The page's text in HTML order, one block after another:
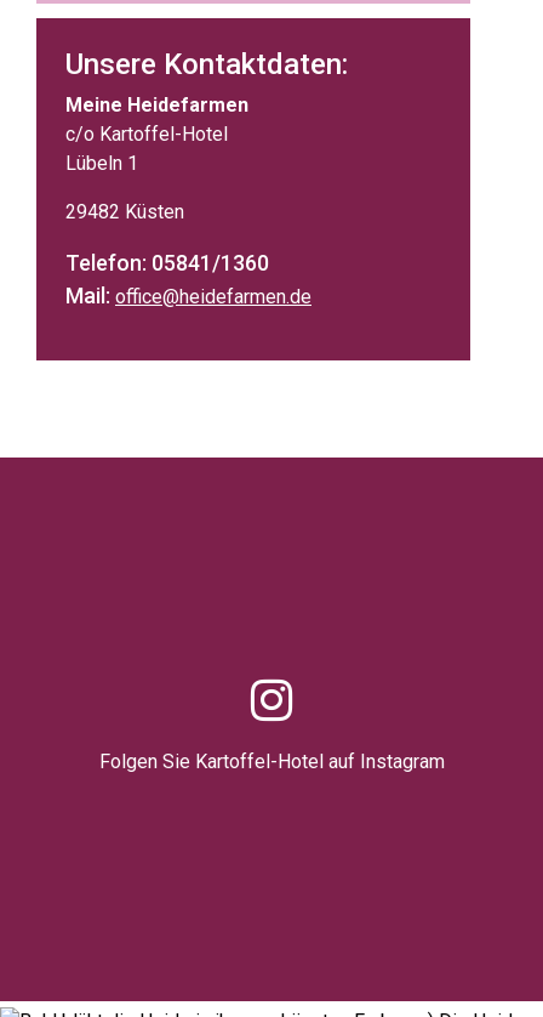
Unsere Kontaktdaten:
Meine Heidefarmen
c/o Kartoffel-Hotel
Lübeln 1
29482 Küsten
Telefon: 05841/1360
Mail: office@heidefarmen.de
Folgen Sie Kartoffel-Hotel auf Instagram